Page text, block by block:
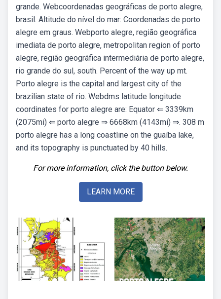
grande. Webcoordenadas geográficas de porto alegre,
brasil. Altitude do nível do mar: Coordenadas de porto
alegre em graus. Webporto alegre, região geográfica
imediata de porto alegre, metropolitan region of porto
alegre, região geográfica intermediária de porto alegre,
rio grande do sul, south. Percent of the way up mt.
Porto alegre is the capital and largest city of the
brazilian state of rio. Webdms latitude longitude
coordinates for porto alegre are: Equator ⇐ 3339km
(2075mi) ⇐ porto alegre ⇒ 6668km (4143mi) ⇒. 308 m
porto alegre has a long coastline on the guaíba lake,
and its topography is punctuated by 40 hills.
For more information, click the button below.
LEARN MORE